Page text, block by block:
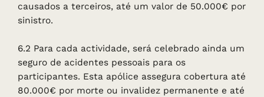
causados a terceiros, até um valor de 50.000€ por
sinistro.
6.2 Para cada actividade, será celebrado ainda um
seguro de acidentes pessoais para os
participantes. Esta apólice assegura cobertura até
80.000€ por morte ou invalidez permanente e até